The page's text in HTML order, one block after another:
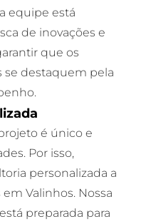
equipe está
de inovações e
que os
se destaquem pela
é único e
Por isso,
personalizada a
Valinhos. Nossa
preparada para